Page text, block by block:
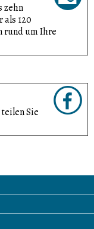
zehn
als 120
rund um Ihre
Sie